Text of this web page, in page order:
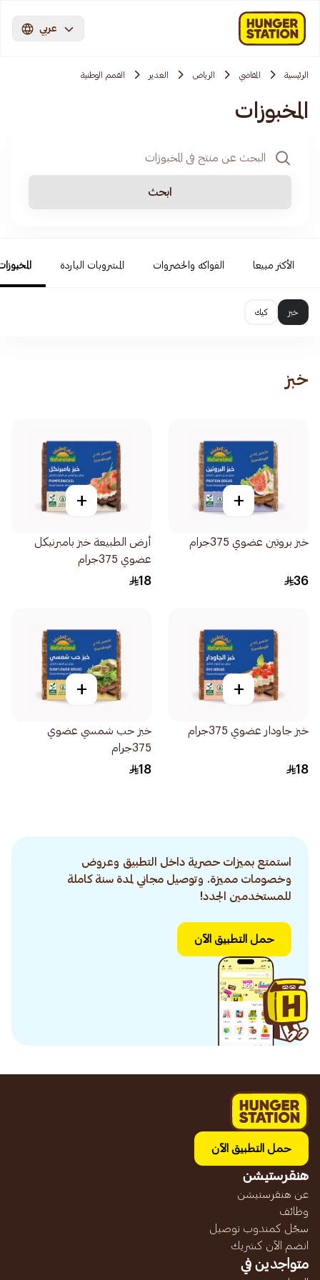
عربي
الرئيسية المقاضي الرياض الغدير القمم الوطنية
المخبوزات
ابحث
الأكثر مبيعا الفواكه والخضروات المشروبات الباردة
خبز كيك
خبز
+
خبز بروتين عضوي 375جرام
36
+
أرض الطبيعة خبز بامبرنيكل
عضوي 375جرام
18
+
خبز جاودار عضوي 375جرام
18
+
خبز حب شمسي عضوي
375جرام
18
استمتع بميزات حصرية داخل التطبيق وعروض
وخصومات مميزة. وتوصيل مجاني لمدة سنة كاملة
للمستخدمين الجدد!
حمل التطبيق الآن
حمل التطبيق الآن
هنقرستيشن
عن هنقرستيشن
وظائف
سجّل كمندوب توصيل
انضم الآن كشريك
متواجدين في